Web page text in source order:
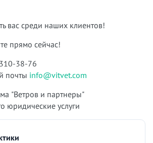
вас среди наших клиентов!
прямо сейчас!
38-76
почты info@vitvet.com
"Ветров и партнеры"
юридические услуги